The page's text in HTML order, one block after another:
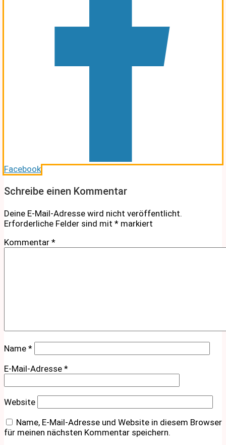
Facebook
Schreibe einen Kommentar
Deine E-Mail-Adresse wird nicht veröffentlicht.
Erforderliche Felder sind mit * markiert
Kommentar *
Name *
E-Mail-Adresse *
Website
Name, E-Mail-Adresse und Website in diesem Browser
für meinen nächsten Kommentar speichern.